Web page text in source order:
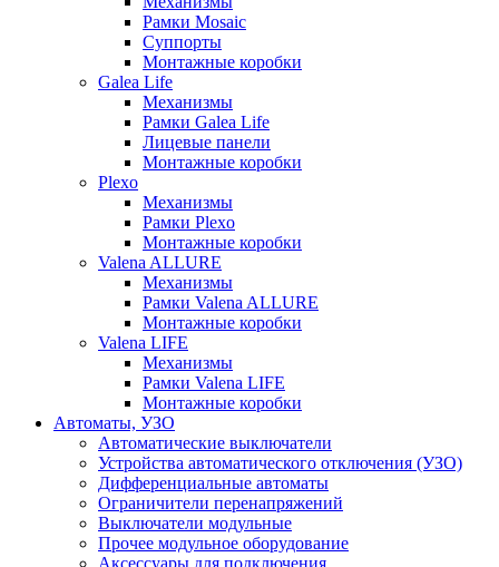
Рамки Mosaic
Суппорты
Монтажные коробки
Galea Life
Механизмы
Рамки Galea Life
Лицевые панели
Монтажные коробки
Plexo
Механизмы
Рамки Plexo
Монтажные коробки
Valena ALLURE
Механизмы
Рамки Valena ALLURE
Монтажные коробки
Valena LIFE
Механизмы
Рамки Valena LIFE
Монтажные коробки
Автоматы, УЗО
Автоматические выключатели
Устройства автоматического отключения (УЗО)
Дифференциальные автоматы
Ограничители перенапряжений
Выключатели модульные
Прочее модульное оборудование